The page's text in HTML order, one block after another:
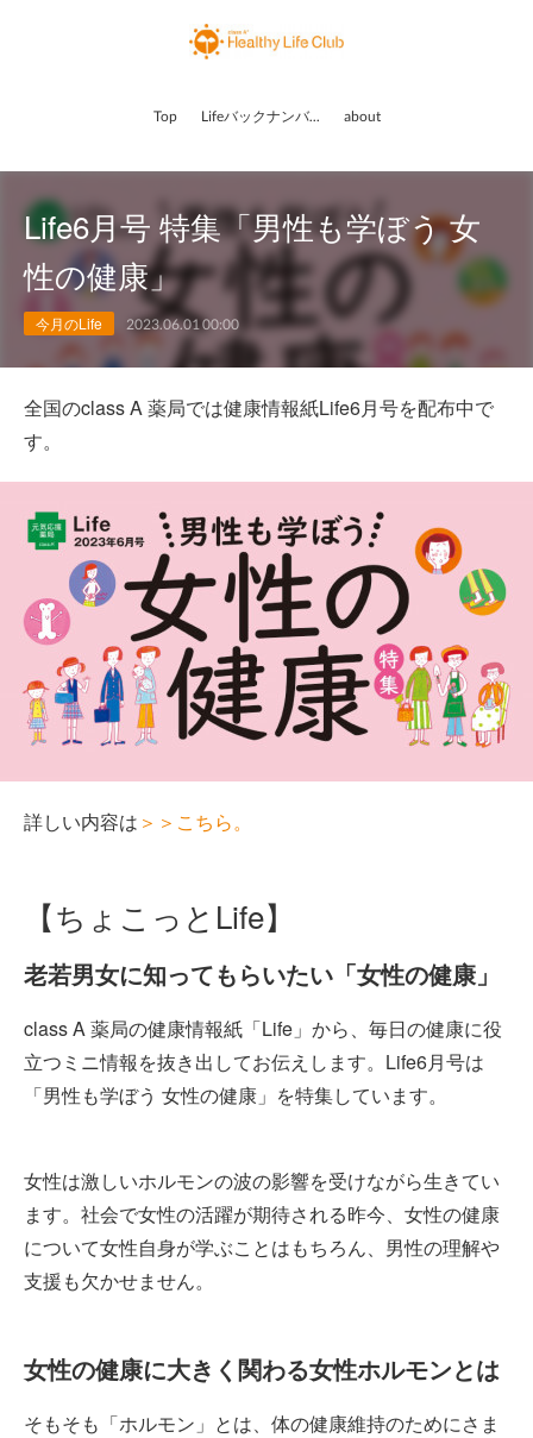
Top Lifeバックナンバー about
Life6月号 特集「男性も学ぼう 女
性の健康」
今月のLife 2023.06.01 00:00
全国のclass A 薬局では健康情報紙Life6月号を配布中で
す。
詳しい内容は ＞＞こちら。
【ちょこっとLife】
老若男女に知ってもらいたい「女性の健康」
class A 薬局の健康情報紙「Life」から、毎日の健康に役
立つミニ情報を抜き出してお伝えします。Life6月号は
「男性も学ぼう 女性の健康」を特集しています。
女性は激しいホルモンの波の影響を受けながら生きてい
ます。社会で女性の活躍が期待される昨今、女性の健康
について女性自身が学ぶことはもちろん、男性の理解や
支援も欠かせません。
女性の健康に大きく関わる女性ホルモンとは
そもそも「ホルモン」とは、体の健康維持のためにさま